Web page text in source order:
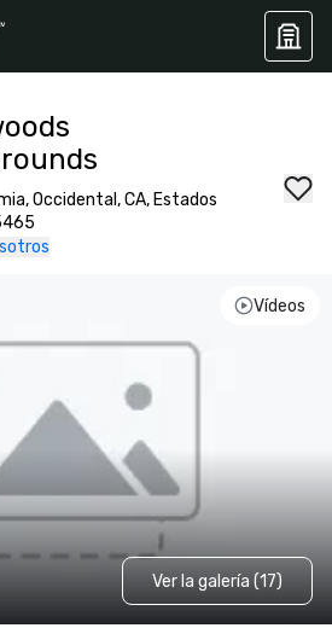
Occidental, CA, Estados
Vídeos
Ver la galería (17)